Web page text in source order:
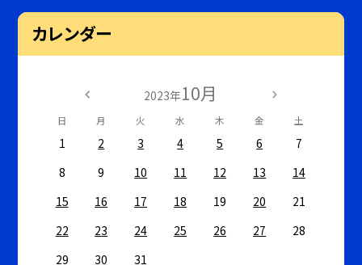
カレンダー
2023年10月
日 月 火 水 木 金 土
1 2 3 4 5 6
7
8
9 10 11 12 13
14
15
16 17 18 19 20
21
22
23 24 25 26 27
28
29
30 31